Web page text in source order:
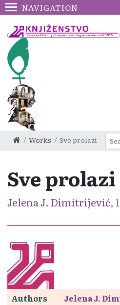
NAVIGATION
Works Sve prolazi
Sve prolazi
Jelena J. Dimitrijević,
Authors
Jelena J.